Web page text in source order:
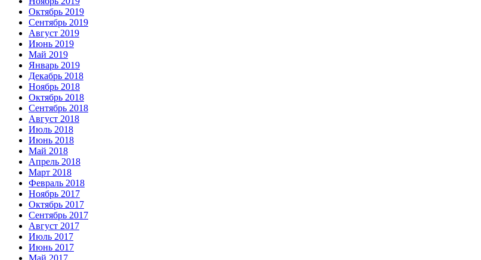
Октябрь 2019
Сентябрь 2019
Август 2019
Июнь 2019
Май 2019
Январь 2019
Декабрь 2018
Ноябрь 2018
Октябрь 2018
Сентябрь 2018
Август 2018
Июль 2018
Июнь 2018
Май 2018
Апрель 2018
Март 2018
Февраль 2018
Ноябрь 2017
Октябрь 2017
Сентябрь 2017
Август 2017
Июль 2017
Июнь 2017
Май 2017